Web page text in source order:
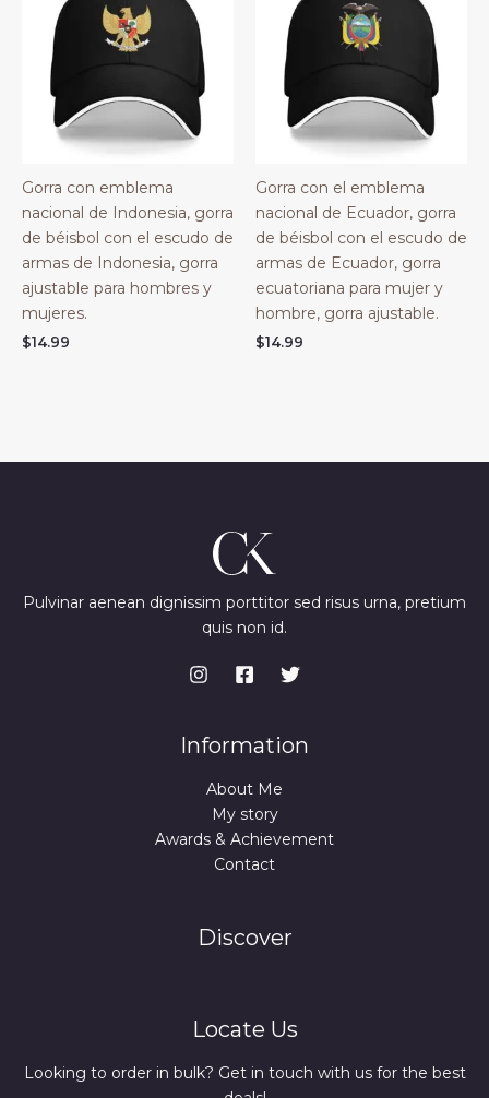
Gorra con emblema
nacional de Indonesia, gorra
de béisbol con el escudo de
armas de Indonesia, gorra
ajustable para hombres y
mujeres.
$14.99
Gorra con el emblema
nacional de Ecuador, gorra
de béisbol con el escudo de
armas de Ecuador, gorra
ecuatoriana para mujer y
hombre, gorra ajustable.
$14.99
Pulvinar aenean dignissim porttitor sed risus urna, pretium
quis non id.
Information
About Me
My story
Awards & Achievement
Contact
Discover
Locate Us
Looking to order in bulk? Get in touch with us for the best